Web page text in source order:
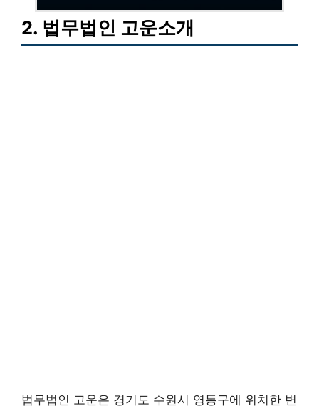
2. 법무법인 고운소개
법무법인 고운은 경기도 수원시 영통구에 위치한 변